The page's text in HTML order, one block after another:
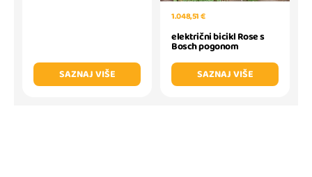
SAZNAJ VIŠE
1.048,51 €
električni bicikl Rose s
Bosch pogonom
SAZNAJ VIŠE